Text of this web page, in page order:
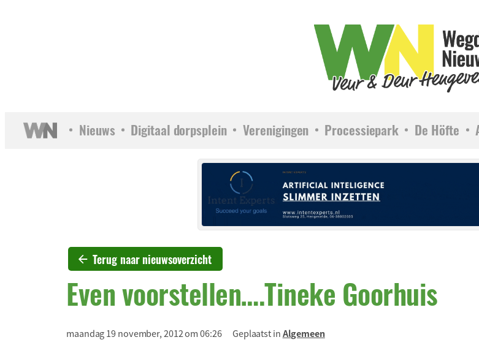
Nieuws Digitaal dorpsplein Verenigingen Processiepark De Höfte
Terug naar nieuwsoverzicht
Even voorstellen….Tineke Goorhuis
maandag 19 november, 2012 om 06:26 Geplaatst inAlgemeen